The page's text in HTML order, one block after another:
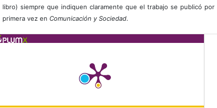
libro) siempre que indiquen claramente que el trabajo se publicó por
primera vez en Comunicación y Sociedad.